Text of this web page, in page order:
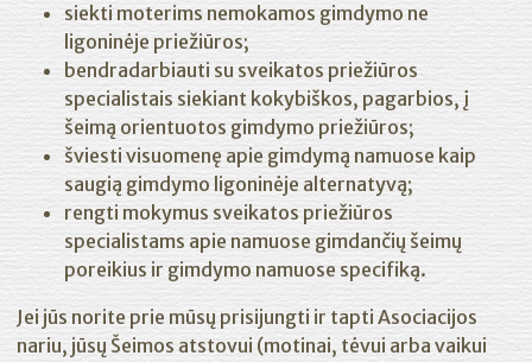
siekti moterims nemokamos gimdymo ne
ligoninėje priežiūros;
bendradarbiauti su sveikatos priežiūros
specialistais siekiant kokybiškos, pagarbios, į
šeimą orientuotos gimdymo priežiūros;
šviesti visuomenę apie gimdymą namuose kaip
saugią gimdymo ligoninėje alternatyvą;
rengti mokymus sveikatos priežiūros
specialistams apie namuose gimdančių šeimų
poreikius ir gimdymo namuose specifiką.
Jei jūs norite prie mūsų prisijungti ir tapti Asociacijos
nariu, jūsų Šeimos atstovui (motinai, tėvui arba vaikui